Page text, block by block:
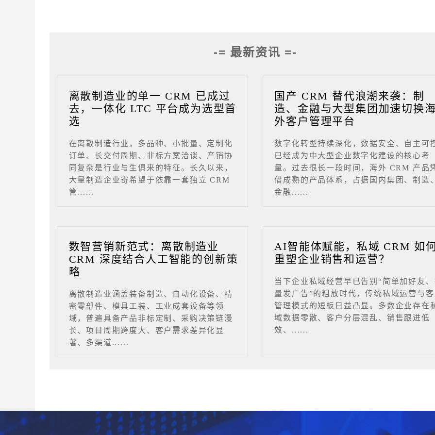
-= 最新资讯 =-
离散制造业的单一 CRM 已成过
去，一体化 LTC 平台成为选型首
选
在离散制造行业，多品种、小批量、定制化
订单、长交付周期、非标方案洽谈、产销协
同复杂是行业与生俱来的特征。长久以来，
大量制造企业寄希望于依靠一套独立 CRM
管......
国产 CRM 替代浪潮来袭：制
造、金融与大型集团加速切换海
外客户管理平台
数字化转型持续深化，数据安全、自主可
已经成为中大型企业数字化建设的核心考
量。过去很长一段时间，海外 CRM 产品
借成熟的产品体系，占据国内集团、制造、
金融......
数智营销新范式：离散制造业
CRM 深度结合人工智能的创新策
略
离散制造业涵盖装备制造、自动化设备、精
密零部件、模具工装、工业成套设备等领
域，普遍具备产品非标定制、采购决策链漫
长、项目周期跨度大、客户需求差异化显
著、多渠道......
AI智能体赋能，私域 CRM 如
重塑企业销售和运营？
当下企业私域经营早已告别“简单加好友
量发广告”的粗放时代，传统私域运营与客
管理模式的短板日益凸显。多数企业存在
域数据零散、客户分层混乱、销售跟进低
效、......